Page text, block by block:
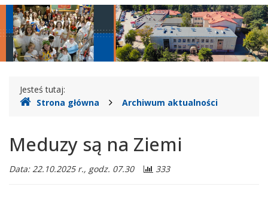
Gdzie
jesteśmy
Jesteś tutaj:
Strona główna
Archiwum aktualności
Meduzy są na Ziemi
Data: 22.10.2025 r., godz. 07.30 333